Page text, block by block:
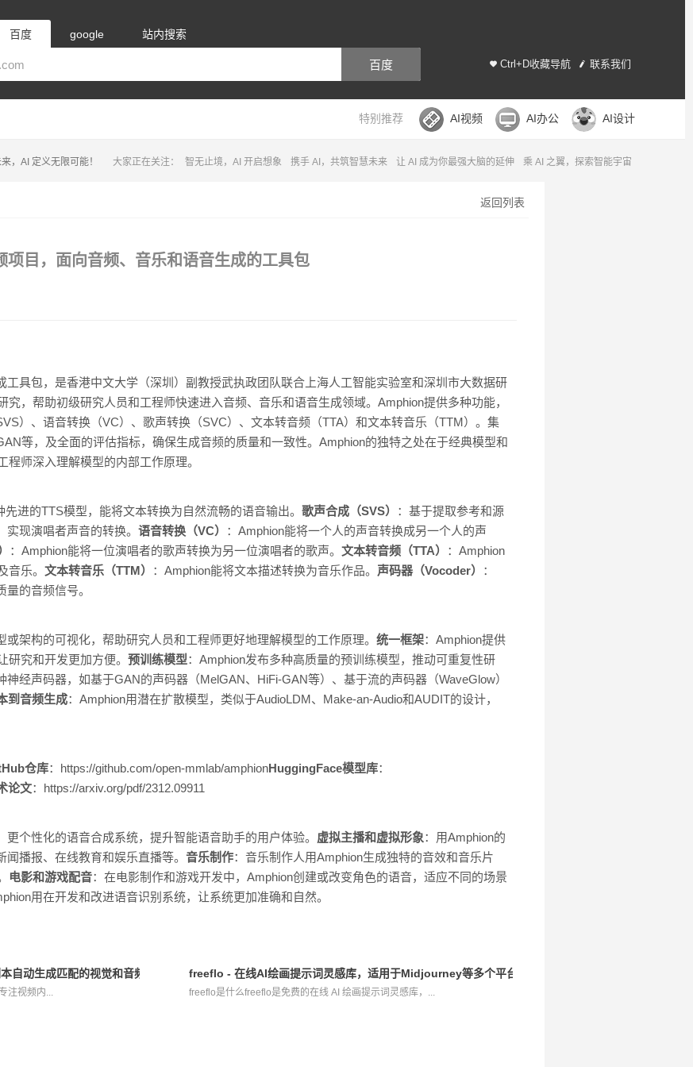
百度 google 站内搜索
Ctrl+D收藏导航 联系我们
百度
特别推荐 AI视频 AI办公 AI设计
大家正在关注： 智无止境，AI 开启想象 携手 AI，共筑智慧未来 让 AI 成为你最强大脑的延伸 乘 AI 之翼，探索智能宇宙
，AI 定义无限可能！
返回列表
目，面向音频、音乐和语音生成的工具包
工具包，是香港中文大学（深圳）副教授武执政团队联合上海人工智能实验室和深圳市大数据研
，帮助初级研究人员和工程师快速进入音频、音乐和语音生成领域。Amphion提供多种功能，
）、语音转换（VC）、歌声转换（SVC）、文本转音频（TTA）和文本转音乐（TTM）。集
等，及全面的评估指标，确保生成音频的质量和一致性。Amphion的独特之处在于经典模型和
师深入理解模型的内部工作原理。
先进的TTS模型，能将文本转换为自然流畅的语音输出。 歌声合成（SVS）
：基于提取参考和源
现演唱者声音的转换。 语音转换（VC）
：Amphion能将一个人的声音转换成另一个人的声
：Amphion能将一位演唱者的歌声转换为另一位演唱者的歌声。 文本转音频（TTA）
：Amphion
音乐。 文本转音乐（TTM） ：Amphion能将文本描述转换为音乐作品。 声码器（Vocoder）
：
的音频信号。
或架构的可视化，帮助研究人员和工程师更好地理解模型的工作原理。 统一框架：Amphion提供
究和开发更加方便。 预训练模型：Amphion发布多种高质量的预训练模型，推动可重复性研
神经声码器，如基于GAN的声码器（MelGAN、HiFi-GAN等）、基于流的声码器（WaveGlow）
到音频生成：Amphion用潜在扩散模型，类似于AudioLDM、Make-an-Audio和AUDIT的设计，
仓库：https://github.com/open-mmlab/amphionHuggingFace模型库：
论文：https://arxiv.org/pdf/2312.09911
更个性化的语音合成系统，提升智能语音助手的用户体验。 虚拟主播和虚拟形象：用Amphion的
播报、在线教育和娱乐直播等。 音乐制作：音乐制作人用Amphion生成独特的音效和音乐片
电影和游戏配音：在电影制作和游戏开发中，Amphion创建或改变角色的语音，适应不同的场景
用在开发和改进语音识别系统，让系统更加准确和自然。
自动生成匹配的视觉和音频
注视频内...
freeflo - 在线AI绘画提示词灵感库，适用于Midjourney等多个平台
freeflo是什么freeflo是免费的在线 AI 绘画提示词灵感库，...